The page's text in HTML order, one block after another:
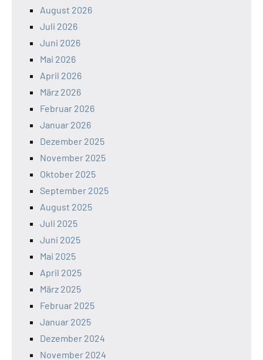
August 2026
Juli 2026
Juni 2026
Mai 2026
April 2026
März 2026
Februar 2026
Januar 2026
Dezember 2025
November 2025
Oktober 2025
September 2025
August 2025
Juli 2025
Juni 2025
Mai 2025
April 2025
März 2025
Februar 2025
Januar 2025
Dezember 2024
November 2024